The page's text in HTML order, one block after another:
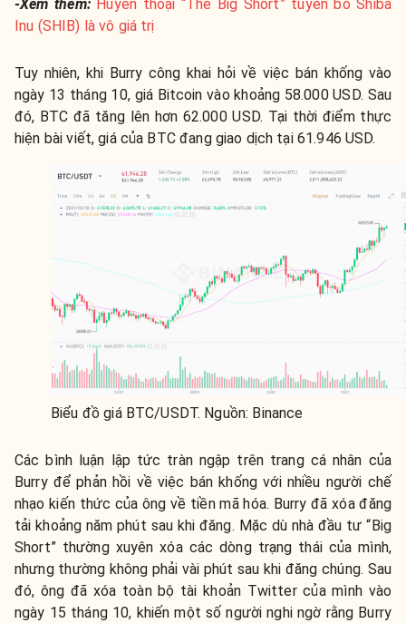
-Xem thêm: Huyền thoại “The Big Short” tuyên bố Shiba
Inu (SHIB) là vô giá trị
Tuy nhiên, khi Burry công khai hỏi về việc bán khống vào
ngày 13 tháng 10, giá Bitcoin vào khoảng 58.000 USD. Sau
đó, BTC đã tăng lên hơn 62.000 USD. Tại thời điểm thực
hiện bài viết, giá của BTC đang giao dịch tại 61.946 USD.
Biểu đồ giá BTC/USDT. Nguồn: Binance
Các bình luận lập tức tràn ngập trên trang cá nhân của
Burry để phản hồi về việc bán khống với nhiều người chế
nhạo kiến ​​thức của ông về tiền mã hóa. Burry đã xóa đăng
tải khoảng năm phút sau khi đăng. Mặc dù nhà đầu tư “Big
Short” thường xuyên xóa các dòng trạng thái của mình,
nhưng thường không phải vài phút sau khi đăng chúng. Sau
đó, ông đã xóa toàn bộ tài khoản Twitter của mình vào
ngày 15 tháng 10, khiến một số người nghi ngờ rằng Burry